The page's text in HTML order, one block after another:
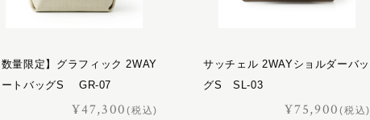
量限定】グラフィック 2WAY
ートバッグS GR-07
¥47,300(税込)
サッチェル 2WAYショルダーバッ
グS SL-03
¥75,900(税込)